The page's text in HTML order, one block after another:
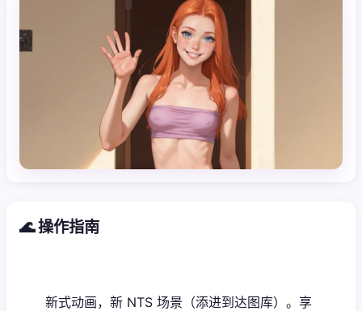
🌊 操作指南
新式动画，新 NTS 场景（添进到达图库）。享